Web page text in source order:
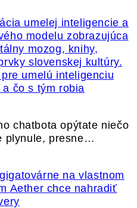
umelú inteligenciu
čo s tým robia
chatbota opýtate niečo
plynule, presne…